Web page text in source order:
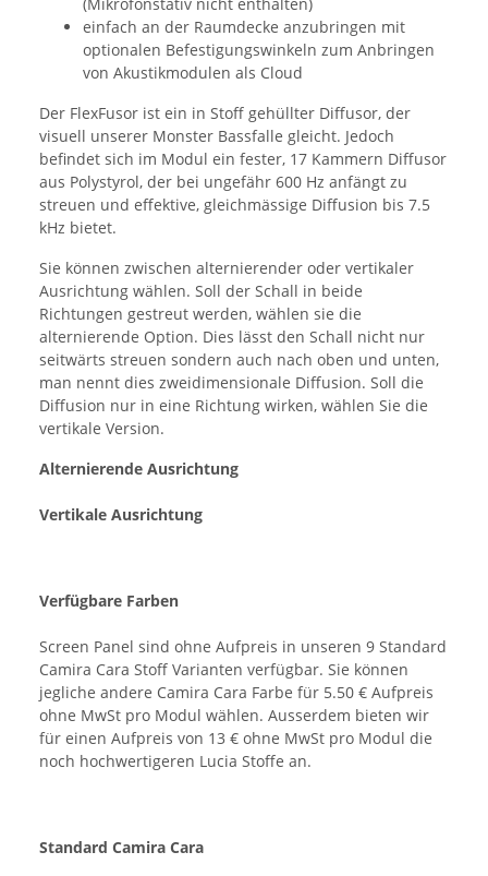
einfach an der Raumdecke anzubringen mit
optionalen Befestigungswinkeln zum Anbringen
von Akustikmodulen als Cloud
Der FlexFusor ist ein in Stoff gehüllter Diffusor, der
visuell unserer Monster Bassfalle gleicht. Jedoch
befindet sich im Modul ein fester, 17 Kammern Diffusor
aus Polystyrol, der bei ungefähr 600 Hz anfängt zu
streuen und effektive, gleichmässige Diffusion bis 7.5
kHz bietet.
Sie können zwischen alternierender oder vertikaler
Ausrichtung wählen. Soll der Schall in beide
Richtungen gestreut werden, wählen sie die
alternierende Option. Dies lässt den Schall nicht nur
seitwärts streuen sondern auch nach oben und unten,
man nennt dies zweidimensionale Diffusion. Soll die
Diffusion nur in eine Richtung wirken, wählen Sie die
vertikale Version.
Alternierende Ausrichtung
Vertikale Ausrichtung
Verfügbare Farben
Screen Panel sind ohne Aufpreis in unseren 9 Standard
Camira Cara Stoff Varianten verfügbar. Sie können
jegliche andere Camira Cara Farbe für 5.50 € Aufpreis
ohne MwSt pro Modul wählen. Ausserdem bieten wir
für einen Aufpreis von 13 € ohne MwSt pro Modul die
noch hochwertigeren Lucia Stoffe an.
Standard Camira Cara